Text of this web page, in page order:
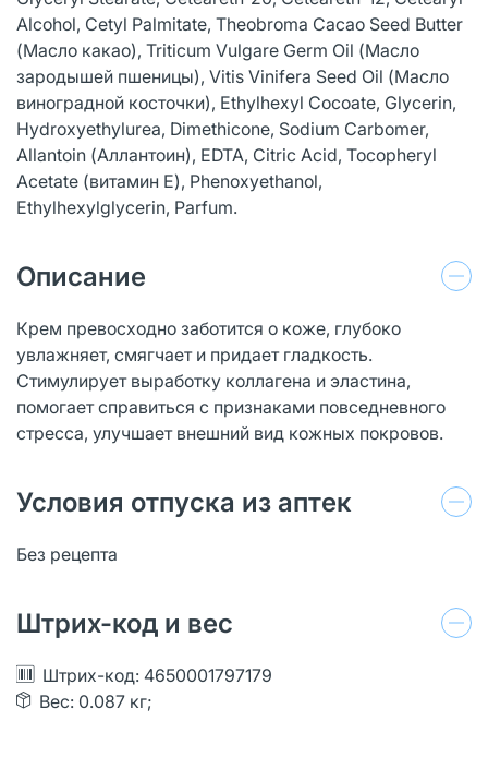
Alcohol, Cetyl Palmitate, Theobroma Cacao Seed Butter
(Масло какао), Triticum Vulgare Germ Oil (Масло
зародышей пшеницы), Vitis Vinifera Seed Oil (Масло
виноградной косточки), Ethylhexyl Cocoate, Glycerin,
Hydroxyethylurea, Dimethicone, Sodium Carbomer,
Allantoin (Аллантоин), EDTA, Citric Acid, Tocopheryl
Acetate (витамин Е), Phenoxyethanol,
Ethylhexylglycerin, Parfum.
Описание
Крем превосходно заботится о коже, глубоко
увлажняет, смягчает и придает гладкость.
Стимулирует выработку коллагена и эластина,
помогает справиться с признаками повседневного
стресса, улучшает внешний вид кожных покровов.
Условия отпуска из аптек
Без рецепта
Штрих-код и вес
Штрих-код: 4650001797179
Вес: 0.087 кг;